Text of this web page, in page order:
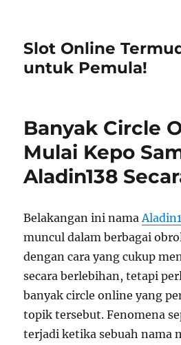
Slot Online
untuk Pemula!
Banyak Circle
Mulai Kepo
Aladin138
Belakangan ini nama
muncul dalam berbagai
dengan cara yang cukup
secara berlebihan, tetapi
banyak circle online yang
topik tersebut. Fenomena
terjadi ketika sebuah nama